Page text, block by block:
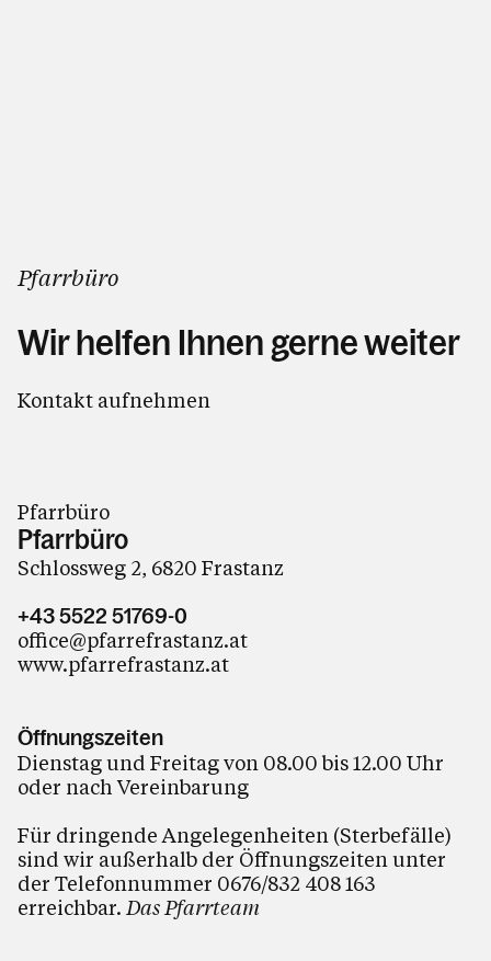
Pfarrbüro
Wir helfen Ihnen gerne weiter
Kontakt aufnehmen
Pfarrbüro
Pfarrbüro
Schlossweg 2, 6820 Frastanz
+43 5522 51769-0
office@pfarrefrastanz.at
www.pfarrefrastanz.at
Öffnungszeiten
Dienstag und Freitag von 08.00 bis 12.00 Uhr
oder nach Vereinbarung
Für dringende Angelegenheiten (Sterbefälle)
sind wir außerhalb der Öffnungszeiten unter
der Telefonnummer 0676/832 408 163
erreichbar. Das Pfarrteam